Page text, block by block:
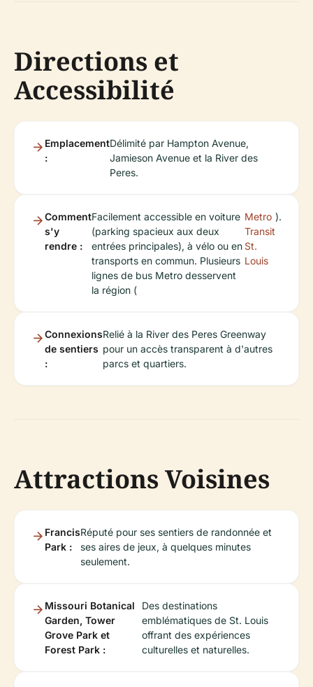
Directions et
Accessibilité
Emplacement
:
Délimité par Hampton Avenue,
Jamieson Avenue et la River des
Peres.
Comment
s'y
rendre :
Facilement accessible en voiture
(parking spacieux aux deux
entrées principales), à vélo ou en
transports en commun. Plusieurs
lignes de bus Metro desservent
la région (
Metro
Transit
St.
Louis
).
Connexions
de sentiers
:
Relié à la River des Peres Greenway
pour un accès transparent à d'autres
parcs et quartiers.
Attractions Voisines
Francis
Park :
Réputé pour ses sentiers de randonnée et
ses aires de jeux, à quelques minutes
seulement.
Missouri Botanical
Garden, Tower
Grove Park et
Forest Park :
Des destinations
emblématiques de St. Louis
offrant des expériences
culturelles et naturelles.